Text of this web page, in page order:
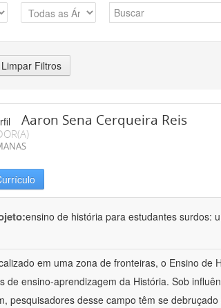
Limpar Filtros
Aaron Sena Cerqueira Reis
ensino de história para estudantes surdos:
em uma zona de fronteiras, o Ensino de
de ensino-aprendizagem da História. Sob
pesquisadores desse campo têm se